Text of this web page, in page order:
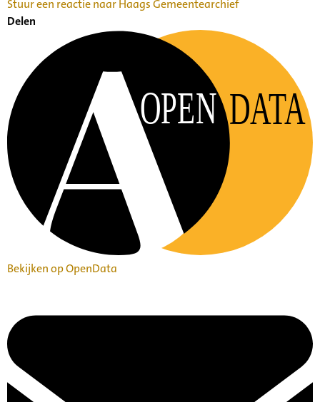
Stuur een reactie naar Haags Gemeentearchief
Delen
OPEN DATA
Bekijken op OpenData